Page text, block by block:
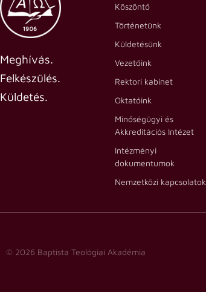
Meghívás.
Felkészülés.
Küldetés.
Köszöntő
Történetünk
Küldetésünk
Vezetőink
Rektori kabinet
Oktatóink
Minőségügyi és
Akkreditációs Intézet
Intézményi
dokumentumok
Nemzetközi kapcsolatok
© 2026 Baptista Teológiai Akadémia